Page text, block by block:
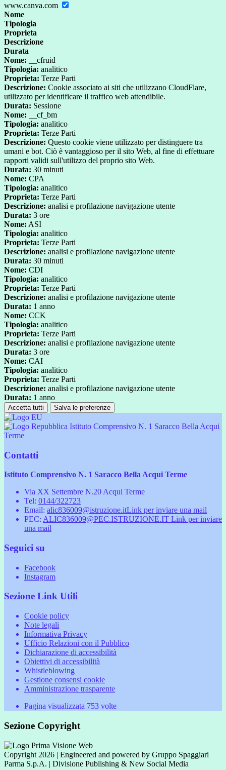
www.canva.com
Nome
Tipologia
Proprieta
Descrizione
Durata
Nome: __cfruid
Tipologia: analitico
Proprieta: Terze Parti
Descrizione: Cookie associato ai siti che utilizzano CloudFlare,
utilizzato per identificare il traffico web attendibile.
Durata: Sessione
Nome: __cf_bm
Tipologia: analitico
Proprieta: Terze Parti
Descrizione: Questo cookie viene utilizzato per distinguere tra
umani e bot. Ciò è vantaggioso per il sito Web, al fine di effettuare
rapporti validi sull'utilizzo del proprio sito Web.
Durata: 30 minuti
Nome: CPA
Tipologia: analitico
Proprieta: Terze Parti
Descrizione: analisi e profilazione navigazione utente
Durata: 3 ore
Nome: ASI
Tipologia: analitico
Proprieta: Terze Parti
Descrizione: analisi e profilazione navigazione utente
Durata: 30 minuti
Nome: CDI
Tipologia: analitico
Proprieta: Terze Parti
Descrizione: analisi e profilazione navigazione utente
Durata: 1 anno
Nome: CCK
Tipologia: analitico
Proprieta: Terze Parti
Descrizione: analisi e profilazione navigazione utente
Durata: 3 ore
Nome: CAI
Tipologia: analitico
Proprieta: Terze Parti
Descrizione: analisi e profilazione navigazione utente
Durata: 1 anno
Accetta tutti Salva le preferenze
Istituto Comprensivo N. 1 Saracco Bella Acqui
Terme
Contatti
Istituto Comprensivo N. 1 Saracco Bella Acqui Terme
Via XX Settembre N.20 Acqui Terme
Tel: 0144/322723
Email: alic836009@istruzione.itLink per inviare una mail
PEC: ALIC836009@PEC.ISTRUZIONE.IT Link per inviare
una mail
Seguici su
Facebook
Instagram
Sezione Link Utili
Cookie policy
Note legali
Informativa Privacy
Ufficio Relazioni con il Pubblico
Dichiarazione di accessibilità
Obiettivi di accessibilità
Whistleblowing
Gestione consensi cookie
Amministrazione trasparente
Pagina visualizzata 753 volte
Sezione Copyright
Copyright 2026 | Engineered and powered by Gruppo Spaggiari
Parma S.p.A. | Divisione Publishing & New Social Media